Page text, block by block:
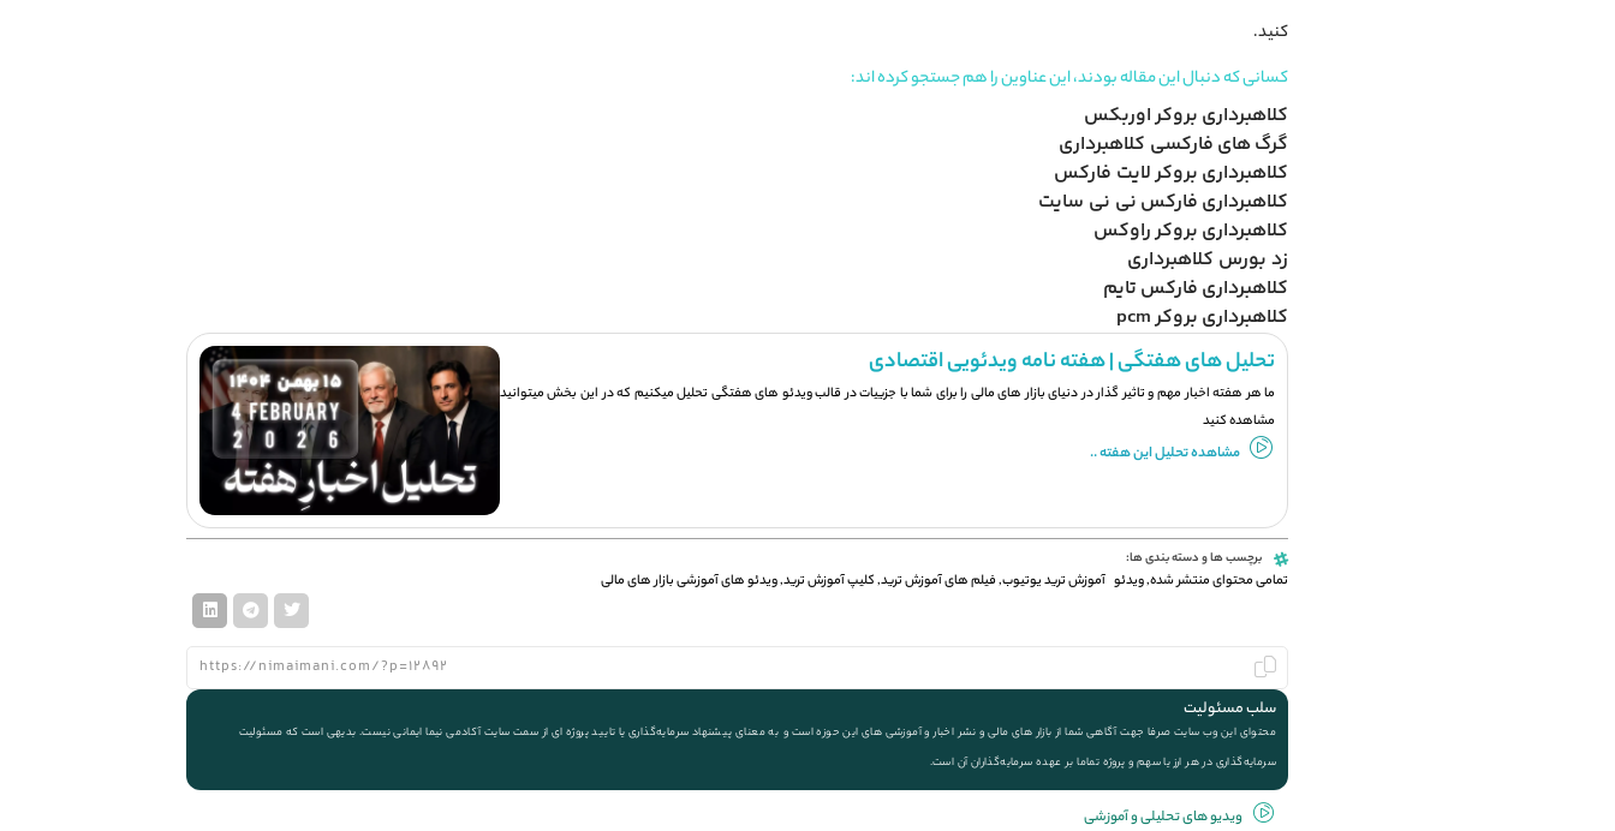
کنید.
کسانی که دنبال این مقاله بودند، این عناوین را هم جستجو کرده اند:
کلاهبرداری بروکر اوربکس
گرگ های فارکسی کلاهبرداری
کلاهبرداری بروکر لایت فارکس
کلاهبرداری فارکس نی نی سایت
کلاهبرداری بروکر راوکس
زد بورس کلاهبرداری
کلاهبرداری فارکس تایم
کلاهبرداری بروکر pcm
تحلیل های هفتگی | هفته نامه ویدئویی اقتصادی
ما هر هفته اخبار مهم و تاثیر گذار در دنیای بازار های مالی را برای شما با جزيیات در قالب ویدئو های هفتگی تحلیل میکنیم که در این بخش میتوانید
مشاهده کنید
مشاهده تحلیل این هفته ..
برچسب ها و دسته بندی ها:
تمامی محتوای منتشر شده,ویدئو آموزش ترید یوتیوب,فیلم های آموزش ترید,کلیپ آموزش ترید,ویدئو های آموزشی بازار های مالی
سلب مسئولیت
محتوای این وب سایت صرفا جهت آگاهی شما از بازار های مالی و نشر اخبار و آموزشی های این حوزه است و به معنای پیشنهاد سرمایه‌گذاری یا تایید پروژه ای از سمت سایت آکادمی نیما ایمانی نیست. بدیهی است که مسئولیت
سرمایه‌گذاری در هر ارز یا سهم و پروژه تماما بر عهده سرمایه‌گذاران آن است.
ویديو های تحلیلی و آموزشی